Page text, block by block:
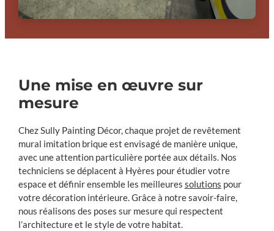
Une mise en œuvre sur
mesure
Chez Sully Painting Décor, chaque projet de revêtement
mural imitation brique est envisagé de manière unique,
avec une attention particulière portée aux détails. Nos
techniciens se déplacent à Hyères pour étudier votre
espace et définir ensemble les meilleures solutions pour
votre décoration intérieure. Grâce à notre savoir-faire,
nous réalisons des poses sur mesure qui respectent
l’architecture et le style de votre habitat.